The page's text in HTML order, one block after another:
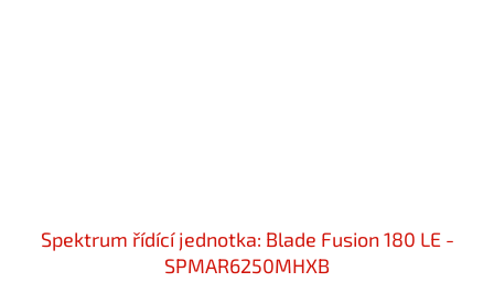
Spektrum řídící jednotka: Blade Fusion 180 LE -
SPMAR6250MHXB